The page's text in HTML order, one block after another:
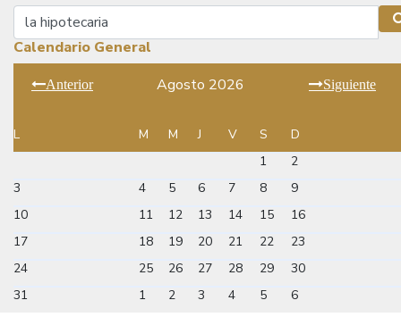
Buscar
Calendario General
Anterior Agosto 2026 Siguiente
L M M J V S
D
1
2
3
4 5 6 7 8
9
10
11 12 13 14 15
16
17
18 19 20 21 22
23
24
25 26 27 28 29
30
31
1 2 3 4 5 6